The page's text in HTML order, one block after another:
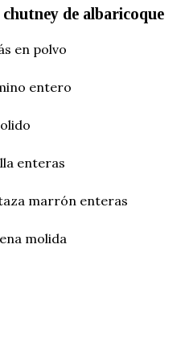
chutney de albaricoque
en polvo
entero
enteras
marrón enteras
molida